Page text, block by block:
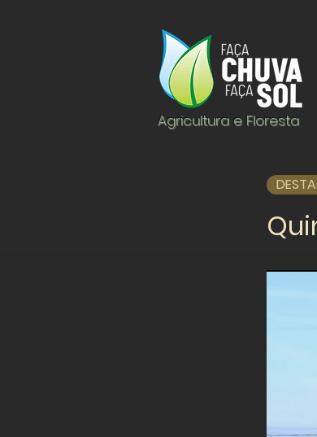
Agricultura e Floresta